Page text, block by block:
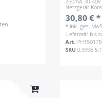
Netzgerät
30,80 € *
* inkl. ges.
Lieferzeit: bis
Art.
SKU